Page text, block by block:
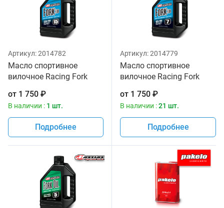
Артикул:2014782
Масло спортивное
вилочное Racing Fork
Maxima 1 литр
от 1 750 ₽
В наличии : 1 шт.
Подробнее
Артикул:2014779
Масло спортивное
вилочное Racing Fork
1 литр
от 1 750 ₽
В наличии :21 шт.
Подробнее